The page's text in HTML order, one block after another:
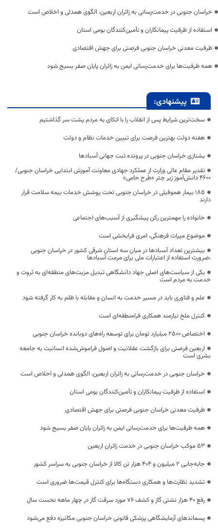
خراسان جنوبی در خدمت‌رسانی به زائران اربعین، الگوی همدلی و اخلاص است
استفاده از ظرفیت پیمانکاران و تأمین‌کنندگان بومی استان
ظرفیت معدنی خراسان جنوبی فرصتی برای جهش اقتصادی
همه ظرفیت‌ها برای خدمت‌رسانی ایمن به زائران پایان صفر بسیج شود
پیشنهادی:
سخت‌ترین شرایط پس از انقلاب را با اتکای به مردم پشت سر گذاشتیم
هفته دولت بهترین فرصت برای تبیین خدمات نظام و دولت
یشتازی خراسان جنوبی در پرونده ثبت جهانی آسبادها
تقدیر مقام عالی وزارت از عملکرد جهادی معاونت آموزش ابتدایی خراسان جنوبی/
۴۶۰۰ دانش‌آموز زیر چتر «طرح حامی»
۱۸۵ بیمار هموفیلی در خراسان جنوبی تحت پوشش خدمات بیمه سلامت قرار
دارند
خانواده را مهمترین رکن پیشگیری از آسیب‌های اجتماعی
موضوع میراث فرهنگی، امری فرابخشی است
بیشترین تعداد آسبادها در میان سه استان شرقی کشور در خراسان جنوبی
،ضرورت استفاده از اعتبارات ملی برای مرمت آسبادها
یکی از سیاست‌های اصلی جهاد دانشگاهی تبدیل مزیت‌های منطقه‌ای به ثروت و
خدمت به مردم است
علم و فناوری باید در مسیر خدمت به انسان و مقابله با ظلم به کار گرفته شود
کنترل ملخ نیازمند همکاری فرامنطقه‌ای است
اختصاص 2500 میلیارد تومان برای توسعه راه‌های دوبانده خراسان جنوبی
اربعین فرصتی برای بازگشت عقلانیت و اصول فراموش‌شده انسانیت به جامعه
بشری است
خراسان جنوبی در خدمت‌رسانی به زائران اربعین، الگوی همدلی و اخلاص است
استفاده از ظرفیت پیمانکاران و تأمین‌کنندگان بومی استان
ظرفیت معدنی خراسان جنوبی فرصتی برای جهش اقتصادی
همه ظرفیت‌ها برای خدمت‌رسانی ایمن به زائران پایان صفر بسیج شود
53 موکب خراسان جنوبی در خدمت زائران اربعین
جابه‌جایی 2 میلیون و 404 هزار تن کالا از خراسان جنوبی به سراسر کشور
تشدید نظارت‌ها و همکاری دستگاه‌ها برای کنترل قیمت‌ها ضروری است
رفع 40 هزار نشتی گاز و کشف 76 مورد سرقت گاز در چهار ماهه نخست سال
پسماندهای آزمایشگاهی پزشکی قانونی خراسان جنوبی مکانیزه دفع می‌شود